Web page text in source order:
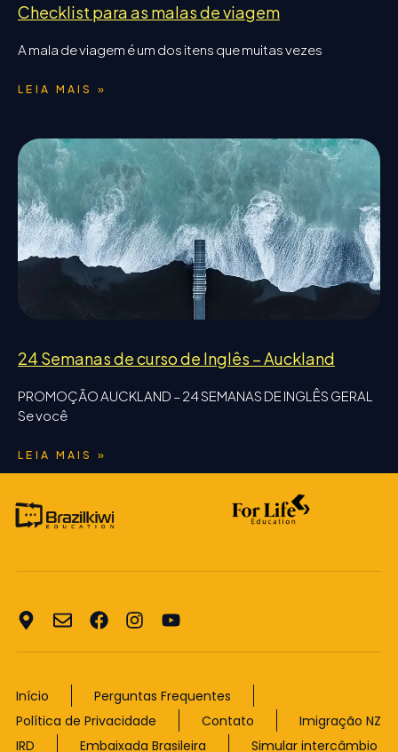
Checklist para as malas de viagem
A mala de viagem é um dos itens que muitas vezes
LEIA MAIS »
24 Semanas de curso de Inglês – Auckland
PROMOÇÃO AUCKLAND – 24 SEMANAS DE INGLÊS GERAL
Se você
LEIA MAIS »
Início
Perguntas Frequentes
Política de Privacidade
Contato
Imigração NZ
IRD
Embaixada Brasileira Simular intercâmbio